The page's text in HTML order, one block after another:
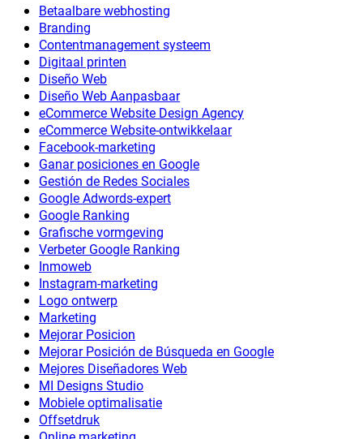
Betaalbare webhosting
Branding
Contentmanagement systeem
Digitaal printen
Diseño Web
Diseño Web Aanpasbaar
eCommerce Website Design Agency
eCommerce Website-ontwikkelaar
Facebook-marketing
Ganar posiciones en Google
Gestión de Redes Sociales
Google Adwords-expert
Google Ranking
Grafische vormgeving
Verbeter Google Ranking
Inmoweb
Instagram-marketing
Logo ontwerp
Marketing
Mejorar Posicion
Mejorar Posición de Búsqueda en Google
Mejores Diseñadores Web
MI Designs Studio
Mobiele optimalisatie
Offsetdruk